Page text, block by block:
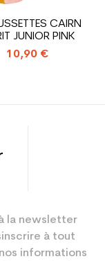
occasion
CAIRN
JUNIOR PINK
10,90 €
la newsletter
à tout
informations